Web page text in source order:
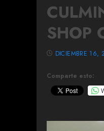
SHOP
Comparte esto:
DICIEMBRE 16,